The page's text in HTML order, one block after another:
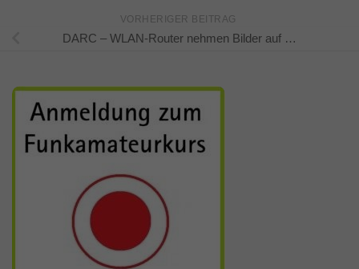
VORHERIGER BEITRAG
DARC – WLAN-Router nehmen Bilder auf …